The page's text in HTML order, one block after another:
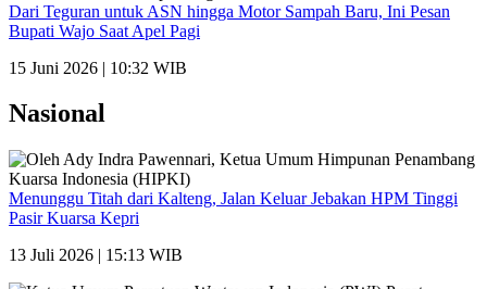
Dari Teguran untuk ASN hingga Motor Sampah Baru, Ini Pesan
Bupati Wajo Saat Apel Pagi
15 Juni 2026 | 10:32 WIB
Nasional
Menunggu Titah dari Kalteng, Jalan Keluar Jebakan HPM Tinggi
Pasir Kuarsa Kepri
13 Juli 2026 | 15:13 WIB